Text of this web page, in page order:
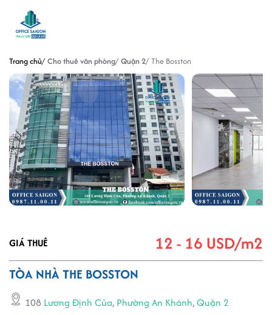
Trang chủ Cho thuê văn phòng Quận 2 The Bosston
GIÁ THUÊ 12 - 16 USD/m2
TÒA NHÀ THE BOSSTON
108 Lương Định Của, Phường An Khánh,Quận 2